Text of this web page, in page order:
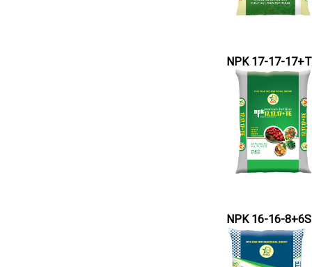
NPK 17-17-
NPK 16-16-